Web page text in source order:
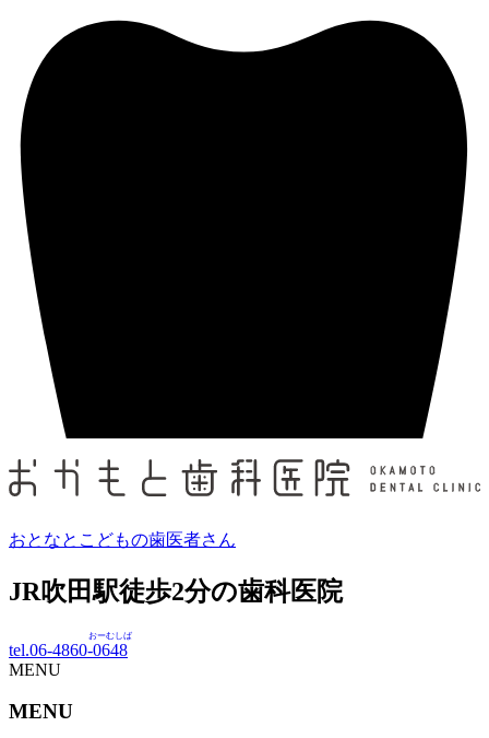
おとなとこどもの歯医者さん
JR吹田駅徒歩2分の歯科医院
tel.06-4860-0648
おーむしば
MENU
MENU